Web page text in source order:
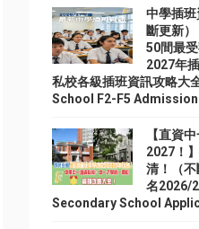
中學插
斷更新
50間最
2027年
私校各級插班資訊攻略大
School F2-F5
【直資
2027！
清！（
名2026/
Secondary School